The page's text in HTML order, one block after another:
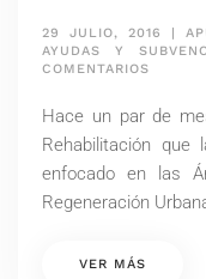
29 JULIO, 2016
AYUDAS Y
COMENTARIOS
DE
MADRID
LA
Hace un par de
Rehabilitación que
enfocado en las
Regeneración
VER MÁS